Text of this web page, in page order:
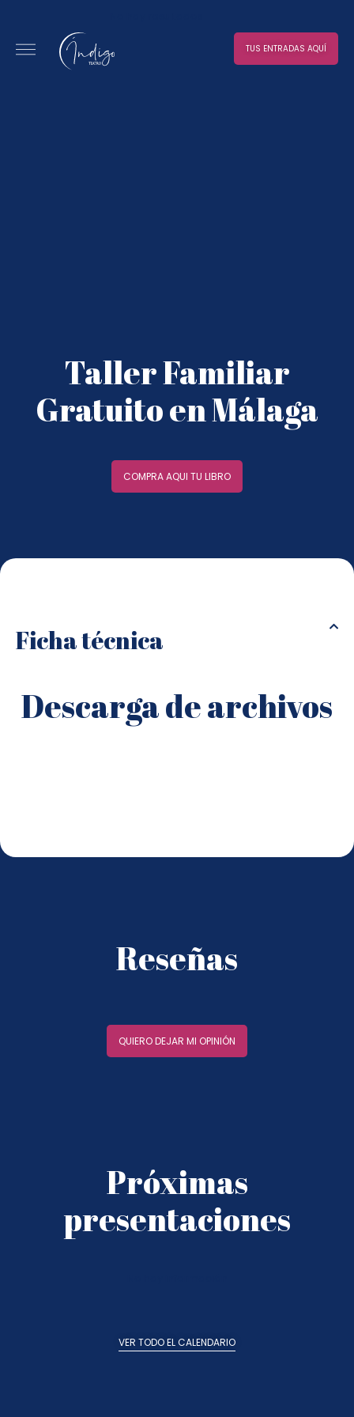
TUS ENTRADAS AQUÍ
Taller Familiar
Gratuito en Málaga
COMPRA AQUI TU LIBRO
Ficha técnica
Descarga de archivos
Reseñas
QUIERO DEJAR MI OPINIÓN
Próximas
presentaciones
VER TODO EL CALENDARIO